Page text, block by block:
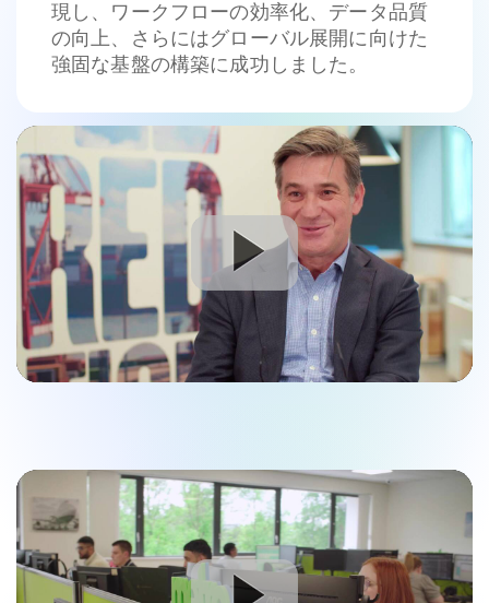
現し、ワークフローの効率化、データ品質
の向上、さらにはグローバル展開に向けた
強固な基盤の構築に成功しました。